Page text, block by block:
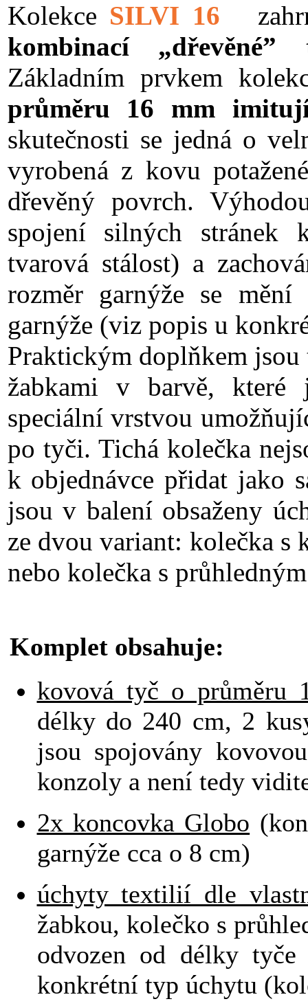
Kolekce SILVI 16
kombinací
Základním prvkem
průměru 16 mm
skutečnosti se jedná o
vyrobená z kovu
dřevěný povrch.
spojení silných stránek
tvarová stálost) a
rozměr garnýže se
garnýže (viz popis u
Praktickým doplňkem
žabkami v barvě, které
speciální vrstvou
po tyči. Tichá kolečka
k objednávce přidat jako
jsou v balení obsaženy
ze dvou variant: kolečka s
nebo kolečka s
Komplet obsahuje:
kovová tyč o průměru
délky do 240 cm, 2
jsou spojovány
konzoly a není tedy
2x koncovka Globo
garnýže cca o 8 cm)
úchyty textilií dle
žabkou, kolečko s
odvozen od délky
konkrétní typ úchytu